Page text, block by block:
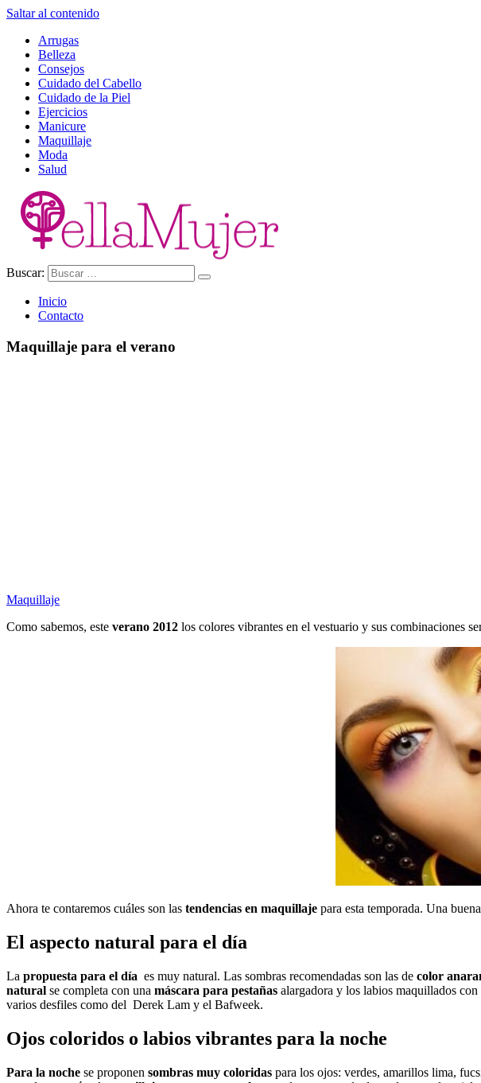
Saltar al contenido
Arrugas
Belleza
Consejos
Cuidado del Cabello
Cuidado de la Piel
Ejercicios
Manicure
Maquillaje
Moda
Salud
Ella Mujer
Buscar:
Inicio
Contacto
Maquillaje para el verano
Maquillaje
Como sabemos, este verano 2012 los colores vibrantes en el vestuario y sus combinaciones
Ahora te contaremos cuáles son las tendencias en maquillaje para esta temporada. Una
El aspecto natural para el día
La propuesta para el día es muy natural. Las sombras recomendadas son las de color
natural se completa con una máscara para pestañas alargadora y los labios maquillados
varios desfiles como del Derek Lam y el Bafweek.
Ojos coloridos o labios vibrantes para la noche
Para la noche se proponen sombras muy coloridas para los ojos: verdes, amarillos lima,